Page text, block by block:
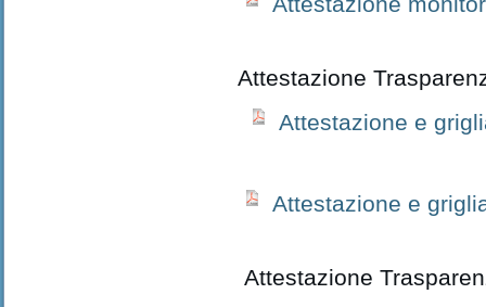
Attestazione
Attestazione e
Attestazione e
Attestazione